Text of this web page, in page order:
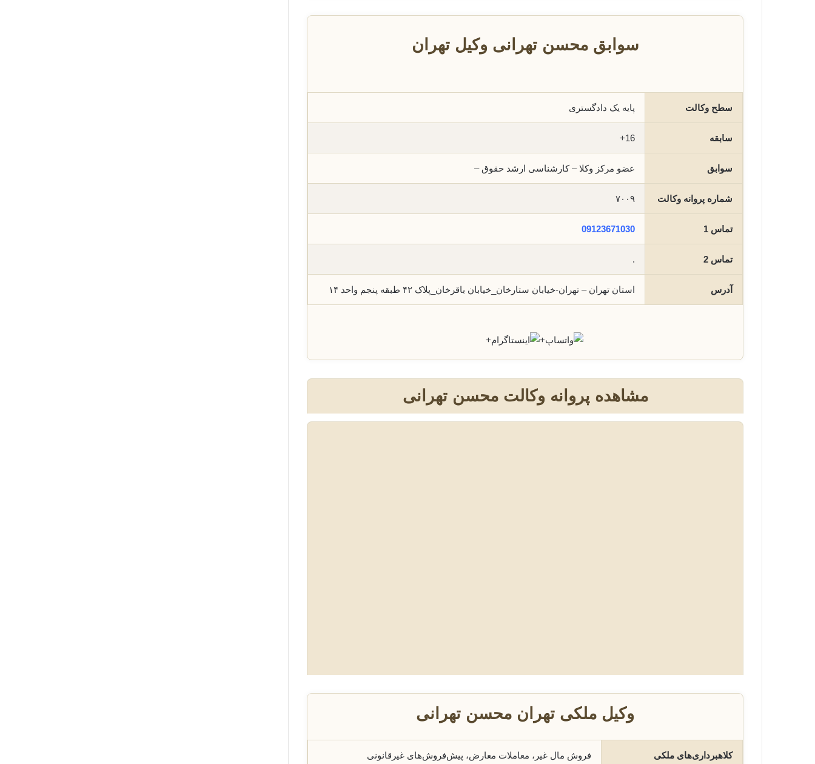
سوابق محسن تهرانی وکیل تهران
سطح وکالت پایه یک دادگستری
سابقه 16+
سوابق عضو مرکز وکلا – کارشناسی ارشد حقوق –
شماره پروانه وکالت ۷۰۰۹
تماس 1 09123671030
تماس 2 .
آدرس استان تهران – تهران-خیابان ستارخان_خیابان باقرخان_پلاک ۴۲ طبقه پنجم واحد ۱۴
+
+
مشاهده پروانه وکالت محسن تهرانی
وکیل ملکی تهران محسن تهرانی
کلاهبرداری‌های ملکی فروش مال غیر، معاملات معارض، پیش‌فروش‌های غیرقانونی